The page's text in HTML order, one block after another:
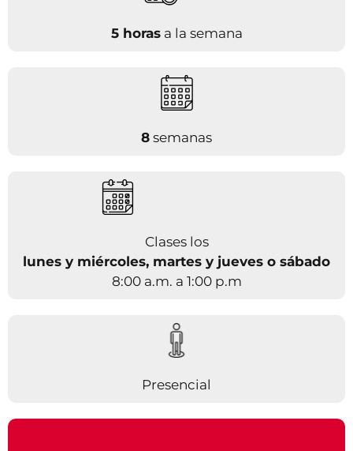
5 horasa la semana
8 semanas
Clases los
lunes y miércoles, martes y jueves o sábado
8:00 a.m. a 1:00 p.m
Presencial